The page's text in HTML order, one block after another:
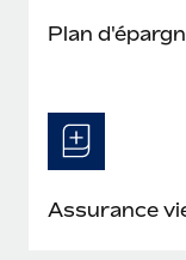
Plan
Assurance